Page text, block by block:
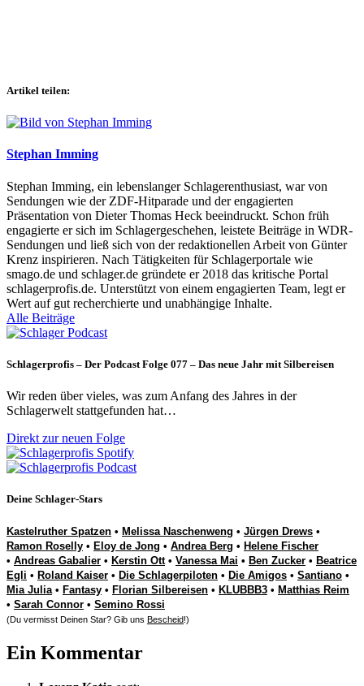
Artikel teilen:
Stephan Imming
Stephan Imming, ein lebenslanger Schlagerenthusiast, war von
Sendungen wie der ZDF-Hitparade und der engagierten
Präsentation von Dieter Thomas Heck beeindruckt. Schon früh
engagierte er sich im Schlagergeschehen, leistete Beiträge in WDR-
Sendungen und ließ sich von der redaktionellen Arbeit von Günter
Krenz inspirieren. Nach Tätigkeiten für Schlagerportale wie
smago.de und schlager.de gründete er 2018 das kritische Portal
schlagerprofis.de. Unterstützt von einem engagierten Team, legt er
Wert auf gut recherchierte und unabhängige Inhalte.
Alle Beiträge
Schlagerprofis – Der Podcast Folge 077 – Das neue Jahr mit Silbereisen
Wir reden über vieles, was zum Anfang des Jahres in der
Schlagerwelt stattgefunden hat…
Direkt zur neuen Folge
Deine Schlager-Stars
Kastelruther Spatzen • Melissa Naschenweng • Jürgen Drews •
Ramon Roselly • Eloy de Jong • Andrea Berg • Helene Fischer
• Andreas Gabalier • Kerstin Ott• Vanessa Mai • Ben Zucker • Beatrice
Egli • Roland Kaiser • Die Schlagerpiloten • Die Amigos • Santiano •
Mia Julia• Fantasy • Florian Silbereisen • KLUBBB3 • Matthias Reim
• Sarah Connor • Semino Rossi
(Du vermisst Deinen Star? Gib uns Bescheid!)
Ein Kommentar